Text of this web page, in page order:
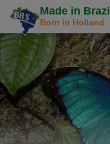
Made in Brazil
Born in Holland